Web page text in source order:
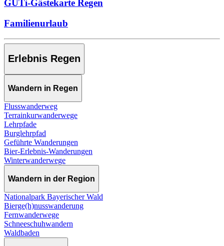
GUTi-Gästekarte Regen
Familienurlaub
Erlebnis Regen
Wandern in Regen
Flusswanderweg
Terrainkurwanderwege
Lehrpfade
Burglehrpfad
Geführte Wanderungen
Bier-Erlebnis-Wanderungen
Winterwanderwege
Wandern in der Region
Nationalpark Bayerischer Wald
Bierge(h)nusswanderung
Fernwanderwege
Schneeschuhwandern
Waldbaden